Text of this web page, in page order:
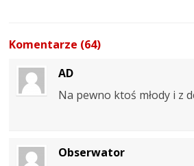
Komentarze (64)
AD
Na pewno ktoś młody i z
Obserwator